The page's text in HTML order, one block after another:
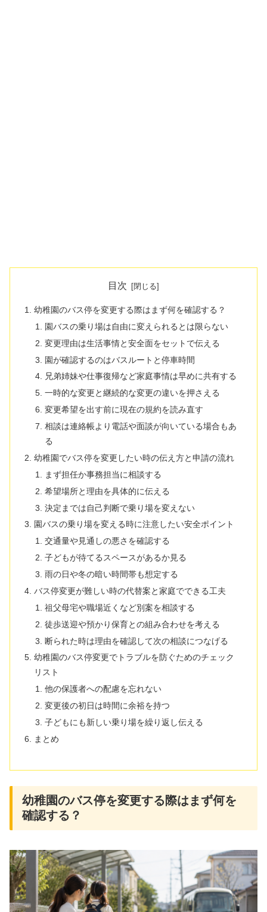
目次
幼稚園のバス停を変更する際はまず何を確認する？
園バスの乗り場は自由に変えられるとは限らない
変更理由は生活事情と安全面をセットで伝える
園が確認するのはバスルートと停車時間
兄弟姉妹や仕事復帰など家庭事情は早めに共有する
一時的な変更と継続的な変更の違いを押さえる
変更希望を出す前に現在の規約を読み直す
相談は連絡帳より電話や面談が向いている場合もあ
る
幼稚園でバス停を変更したい時の伝え方と申請の流れ
まず担任か事務担当に相談する
希望場所と理由を具体的に伝える
決定までは自己判断で乗り場を変えない
園バスの乗り場を変える時に注意したい安全ポイント
交通量や見通しの悪さを確認する
子どもが待てるスペースがあるか見る
雨の日や冬の暗い時間帯も想定する
バス停変更が難しい時の代替案と家庭でできる工夫
祖父母宅や職場近くなど別案を相談する
徒歩送迎や預かり保育との組み合わせを考える
断られた時は理由を確認して次の相談につなげる
幼稚園のバス停変更でトラブルを防ぐためのチェック
リスト
他の保護者への配慮を忘れない
変更後の初日は時間に余裕を持つ
子どもにも新しい乗り場を繰り返し伝える
まとめ
幼稚園のバス停を変更する際はまず何を
確認する？